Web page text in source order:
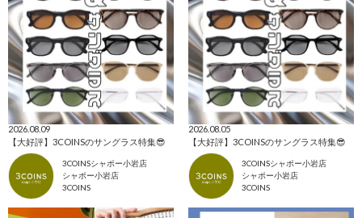
2026.08.09
【大好評】3COINSのサングラス特集😎
3COINSシャポー小岩店
シャポー小岩店
3COINS
2026.08.05
【大好評】3COINSのサングラス特集😎
3COINSシャポー小岩店
シャポー小岩店
3COINS